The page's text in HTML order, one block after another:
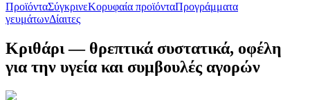
ΠροϊόνταΣύγκρινεΚορυφαία προϊόνταПρογράμματα
γευμάτωνΔίαιτες
Κριθάρι — θρεπτικά συστατικά, οφέλη
για την υγεία και συμβουλές αγορών